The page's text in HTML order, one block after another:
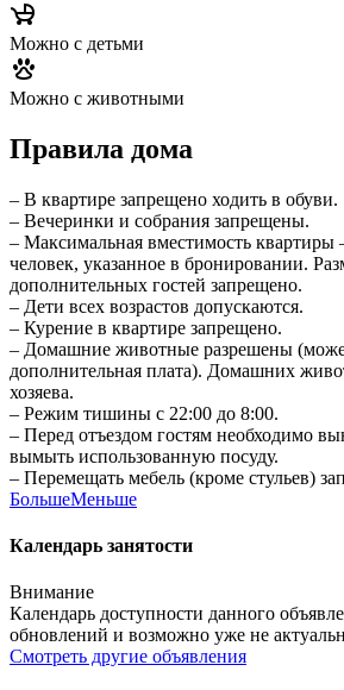
Можно с детьми
Можно с животными
Правила дома
– В квартире запрещено ходить в обуви.
– Вечеринки и собрания запрещены.
– Максимальная вместимость квартиры
человек, указанное в бронировании.
дополнительных гостей запрещено.
– Дети всех возрастов допускаются.
– Курение в квартире запрещено.
– Домашние животные разрешены
дополнительная плата). Домашних
хозяева.
– Режим тишины с 22:00 до 8:00.
– Перед отъездом гостям необходимо
вымыть использованную посуду.
– Перемещать мебель (кроме стульев)
БольшеМеньше
Календарь занятости
Внимание
Календарь доступности данного
обновлений и возможно уже не
Смотреть другие объявления